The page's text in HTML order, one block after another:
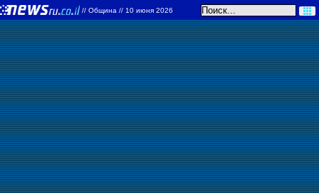
// Община // 10 июня 2026